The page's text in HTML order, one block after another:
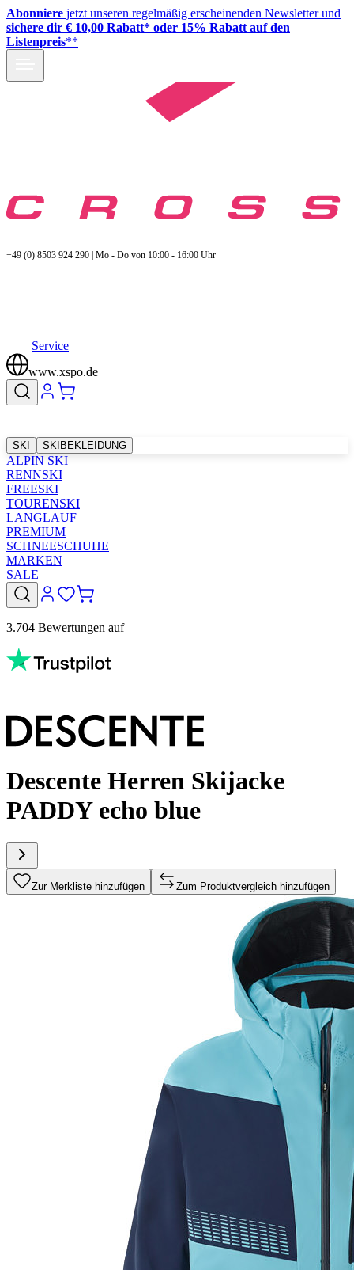
Abonniere jetzt unseren regelmäßig erscheinenden Newsletter und
sichere dir € 10,00 Rabatt* oder 15% Rabatt auf den
Listenpreis**
+49 (0) 8503 924 290 | Mo - Do von 10:00 - 16:00 Uhr
Service
www.xspo.de
SKI SKIBEKLEIDUNG
ALPIN SKI
RENNSKI
FREESKI
TOURENSKI
LANGLAUF
PREMIUM
SCHNEESCHUHE
MARKEN
SALE
3.704 Bewertungen auf
Descente Herren Skijacke
PADDY echo blue
Zur Merkliste hinzufügen Zum Produktvergleich hinzufügen